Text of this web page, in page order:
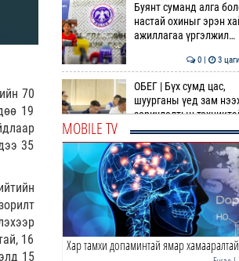
70
19
35
16
15
Буянт суманд алга
настай охиныг эрэн
ажиллагаа үргэлжил…
0 | 3
ОБЕГ | Бүх сумд цас,
шуурганы үед зам
зориулалтын
болсо…
Өнөөдөр гурван
ЦАХИЛГААН
0 | 4
Идэр, Тэс, Эг, Үүр
MOBILE TV
Хар тамхи допаминтай ямар